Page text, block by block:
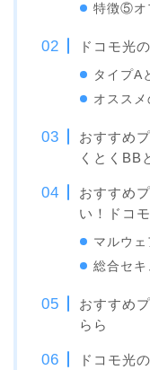
特徴⑤オ
ドコモ光
タイプA
オスス
おすすめ
くとくBB
おすすめ
い！ドコ
マルウ
総合セ
おすすめ
らら
ドコモ光